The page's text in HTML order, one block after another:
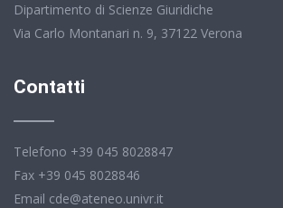
Dipartimento di Scienze Giuridiche
Via Carlo Montanari n. 9, 37122 Verona
Contatti
Telefono +39 045 8028847
Fax +39 045 8028846
Email cde@ateneo.univr.it